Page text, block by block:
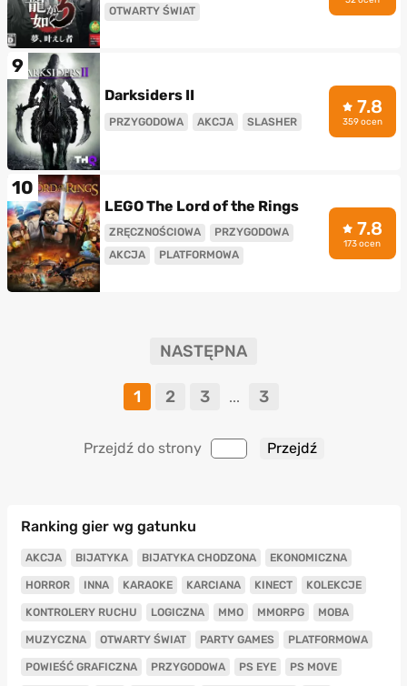
OTWARTY ŚWIAT
9
Darksiders II
PRZYGODOWA AKCJA SLASHER
7.8
359 ocen
10
LEGO The Lord of the Rings
ZRĘCZNOŚCIOWA
PRZYGODOWA
AKCJA
PLATFORMOWA
7.8
173 ocen
NASTĘPNA
1 2 3 ... 3
Przejdź do strony
Ranking gier wg gatunku
AKCJA BIJATYKA BIJATYKA CHODZONA EKONOMICZNA
HORROR INNA KARAOKE KARCIANA KINECT KOLEKCJE
KONTROLERY RUCHU LOGICZNA MMO MMORPG MOBA
MUZYCZNA OTWARTY ŚWIAT PARTY GAMES PLATFORMOWA
POWIEŚĆ GRAFICZNA PRZYGODOWA PS EYE PS MOVE